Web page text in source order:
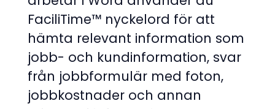
FaciliTime™ nyckelord för att
hämta relevant information som
jobb- och kundinformation, svar
från jobbformulär med foton,
jobbkostnader och annan